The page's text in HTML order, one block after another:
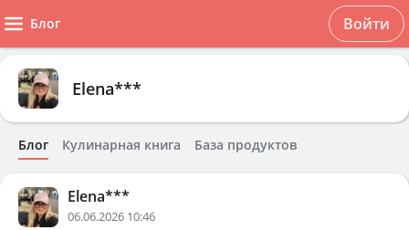
Блог Войти
Elena***
Блог Кулинарная книга База продуктов
Elena***
06.06.2026 10:46